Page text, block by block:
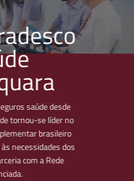
saúde desde
tornou-se líder no
brasileiro
necessidades dos
com a Rede